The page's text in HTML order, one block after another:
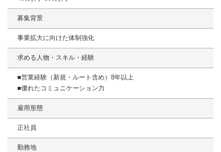
募集背景
事業拡大に向けた体制強化
求める人物・スキル・経験
■営業経験（新規・ルート含め）8年以上
■優れたコミュニケーション力
雇用形態
正社員
勤務地